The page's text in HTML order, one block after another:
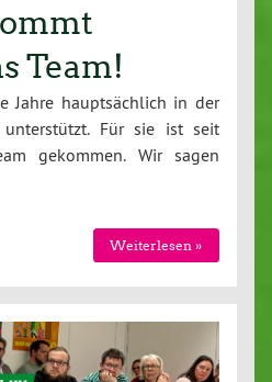
Team!
Jahre haupt­säch­lich in der
un­ter­stützt. Für sie ist seit
gekommen. Wir sagen
Wei­ter­le­sen »